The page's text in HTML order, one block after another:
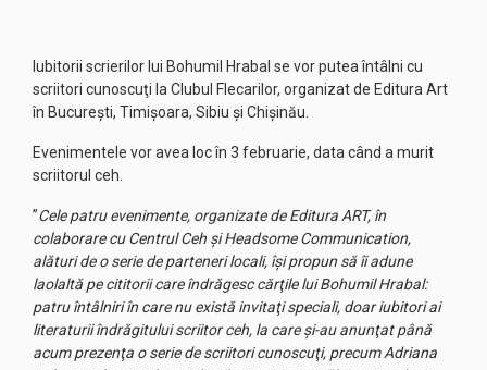
Iubitorii scrierilor lui Bohumil Hrabal se vor putea întâlni cu
scriitori cunoscuţi la Clubul Flecarilor, organizat de Editura Art
în Bucureşti, Timişoara, Sibiu şi Chişinău.
Evenimentele vor avea loc în 3 februarie, data când a murit
scriitorul ceh.
”Cele patru evenimente, organizate de Editura ART, în
colaborare cu Centrul Ceh şi Headsome Communication,
alături de o serie de parteneri locali, îşi propun să îi adune
laolaltă pe cititorii care îndrăgesc cărţile lui Bohumil Hrabal:
patru întâlniri în care nu există invitaţi speciali, doar iubitori ai
literaturii îndrăgitului scriitor ceh, la care şi-au anunţat până
acum prezenţa o serie de scriitori cunoscuţi, precum Adriana